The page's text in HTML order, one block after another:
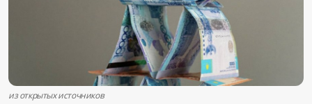
из открытых источников